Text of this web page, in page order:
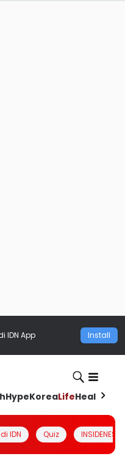
IDN App Install
HypeKoreaLifeHealth
IDN Quiz INSIDENESIA